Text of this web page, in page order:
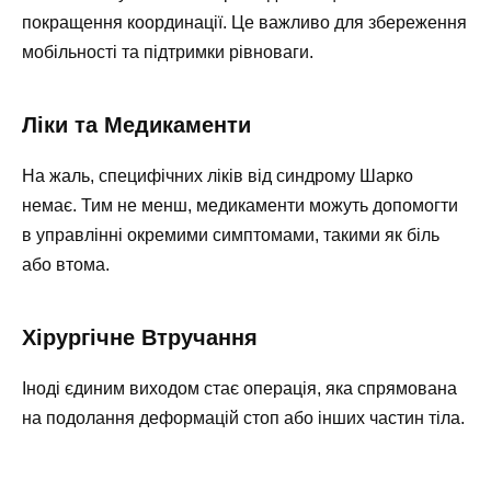
покращення координації. Це важливо для збереження
мобільності та підтримки рівноваги.
Ліки та Медикаменти
На жаль, специфічних ліків від синдрому Шарко
немає. Тим не менш, медикаменти можуть допомогти
в управлінні окремими симптомами, такими як біль
або втома.
Хірургічне Втручання
Іноді єдиним виходом стає операція, яка спрямована
на подолання деформацій стоп або інших частин тіла.